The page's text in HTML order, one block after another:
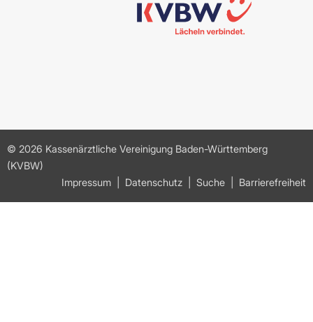
© 2026 Kassenärztliche Vereinigung Baden-Württemberg
(KVBW)
Impressum
Datenschutz Suche Barrierefreiheit